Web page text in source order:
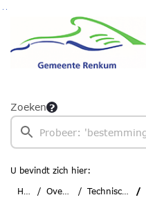
Ga naar de inhoud van deze pagina
Ga naar het zoeken
Ga naar het menu
Zoeken
U bevindt zich hier:
Home
Overzichten Technische vragen